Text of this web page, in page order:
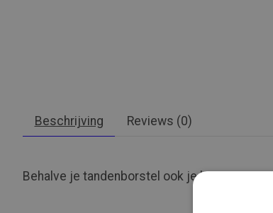
Beschrijving Reviews (0)
Behalve je tandenborstel ook je kam